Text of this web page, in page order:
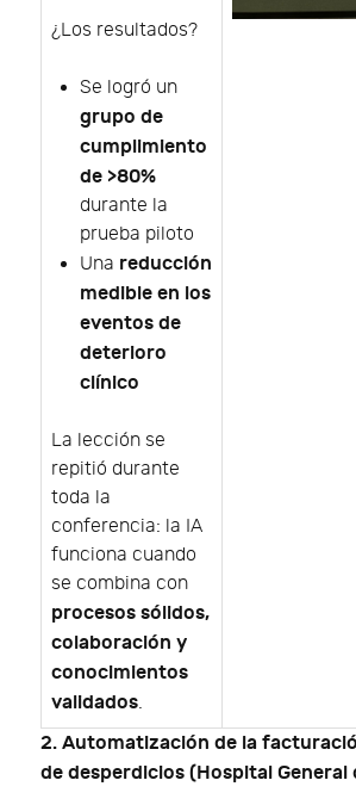
¿Los resultados?
Se logró un
grupo de
cumplimiento
de >80%
durante la
prueba piloto
Una reducción
medible en los
eventos de
deterioro
clínico
La lección se
repitió durante
toda la
conferencia: la IA
funciona cuando
se combina con
procesos sólidos,
colaboración y
conocimientos
validados.
2. Automatización de la
de desperdicios (Hospital General